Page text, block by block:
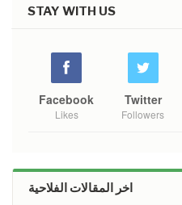
STAY WITH US
Facebook
Likes
Twitter
Followers
اخر المقالات الفلاحية